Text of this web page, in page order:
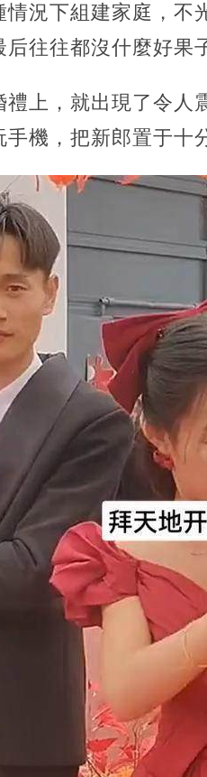
情況下組建家庭，不
往往都沒什麼好果
禮上，就出現了令人
機，把新郎置于十